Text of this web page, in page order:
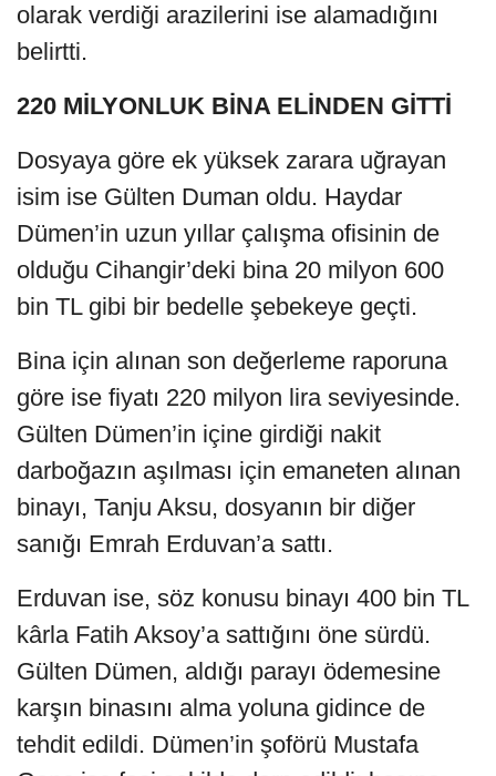
olarak verdiği arazilerini ise alamadığını
belirtti.
220 MİLYONLUK BİNA ELİNDEN GİTTİ
Dosyaya göre ek yüksek zarara uğrayan
isim ise Gülten Duman oldu. Haydar
Dümen’in uzun yıllar çalışma ofisinin de
olduğu Cihangir’deki bina 20 milyon 600
bin TL gibi bir bedelle şebekeye geçti.
Bina için alınan son değerleme raporuna
göre ise fiyatı 220 milyon lira seviyesinde.
Gülten Dümen’in içine girdiği nakit
darboğazın aşılması için emaneten alınan
binayı, Tanju Aksu, dosyanın bir diğer
sanığı Emrah Erduvan’a sattı.
Erduvan ise, söz konusu binayı 400 bin TL
kârla Fatih Aksoy’a sattığını öne sürdü.
Gülten Dümen, aldığı parayı ödemesine
karşın binasını alma yoluna gidince de
tehdit edildi. Dümen’in şoförü Mustafa